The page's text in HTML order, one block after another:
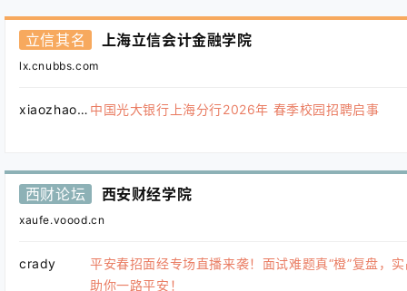
立信其名 上海立信会计金融学院
lx.cnubbs.com
xiaozhao123 中国光大银行上海分行2026年 春季校园招聘启事
西财论坛 西安财经学院
xaufe.voood.cn
crady
平安春招面经专场直播来袭！面试难题真“橙”复盘，
助你一路平安！